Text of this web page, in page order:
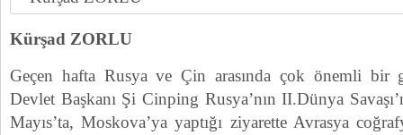
Kürşad ZORLU
Geçen hafta Rusya ve Çin arasında çok önemli bir
Devlet Başkanı Şi Cinping Rusya’nın II.Dünya
Mayıs’ta, Moskova’ya yaptığı ziyarette Avrasya